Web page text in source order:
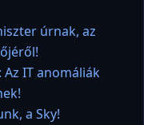
úrnak, az
IT anomáliák
a Sky!